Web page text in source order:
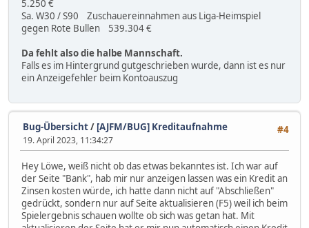
5.250 €
Sa. W30 / S90 Zuschauereinnahmen aus Liga-Heimspiel
gegen Rote Bullen 539.304 €
Da fehlt also die halbe Mannschaft.
Falls es im Hintergrund gutgeschrieben wurde, dann ist es nur
ein Anzeigefehler beim Kontoauszug
#4
Bug-Übersicht/ [AJFM/BUG] Kreditaufnahme
19. April 2023, 11:34:27
Hey Löwe, weiß nicht ob das etwas bekanntes ist. Ich war auf
der Seite "Bank", hab mir nur anzeigen lassen was ein Kredit an
Zinsen kosten würde, ich hatte dann nicht auf "Abschließen"
gedrückt, sondern nur auf Seite aktualisieren (F5) weil ich beim
Spielergebnis schauen wollte ob sich was getan hat. Mit